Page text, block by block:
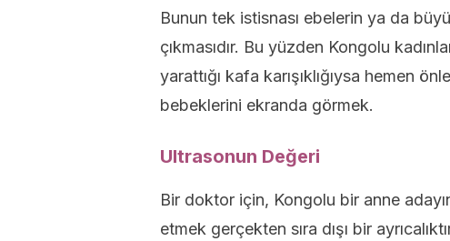
Bunun tek istisnası ebelerin ya da
çıkmasıdır. Bu yüzden Kongolu
yarattığı kafa karışıklığıysa hemen
bebeklerini ekranda görmek.
Ultrasonun Değeri
Bir doktor için, Kongolu bir anne
etmek gerçekten sıra dışı bir